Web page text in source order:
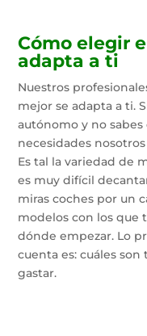
Cómo elegir
adapta a ti
Nuestros
mejor se adapta a ti.
autónomo y no
necesidades
Es tal la variedad de
es muy difícil
miras coches por un
modelos con los que
dónde empezar. Lo
cuenta es: cuáles
gastar.